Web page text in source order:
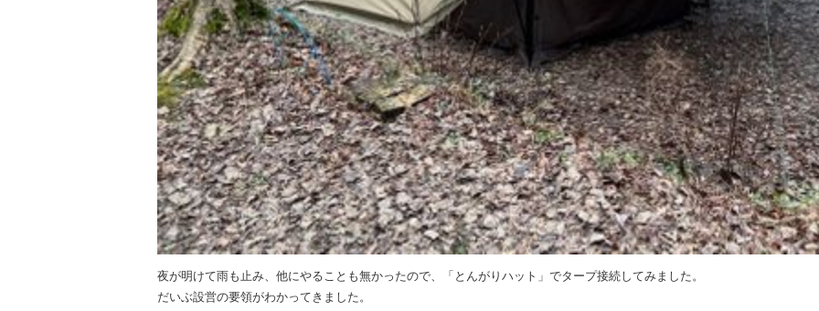
夜が明けて雨も止み、他にやることも無かったので、「とんがりハット」でタープ接続してみました。
だいぶ設営の要領がわかってきました。